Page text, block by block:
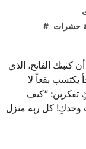
حشرات #
يكتسب بقعاً لا
تفكرين: “كيف
وحدكِ! كل ربة منزل